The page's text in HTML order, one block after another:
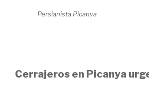
Persianista Picanya
Cerrajeros en Picanya